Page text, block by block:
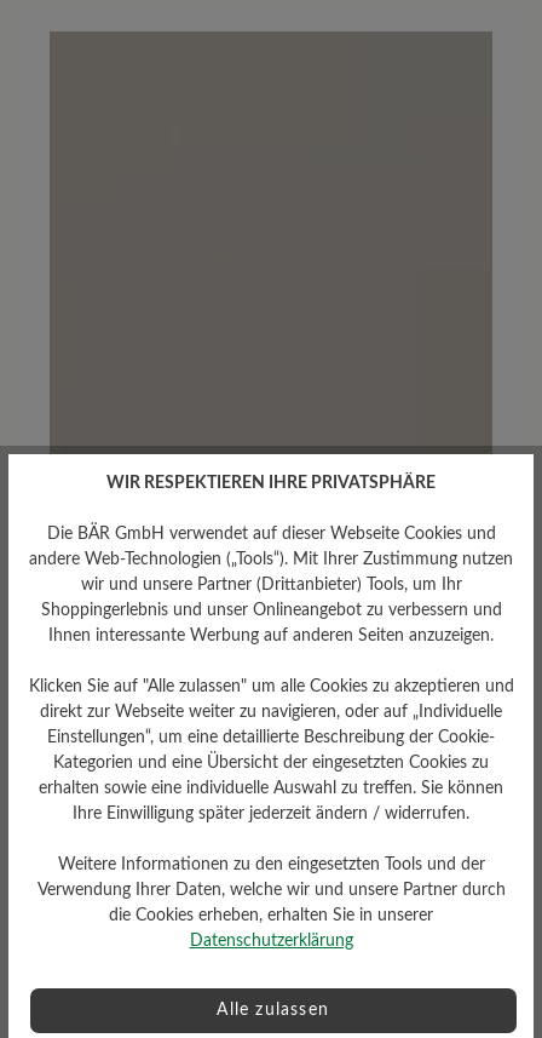
WIR RESPEKTIEREN IHRE PRIVATSPHÄRE
Die BÄR GmbH verwendet auf dieser Webseite Cookies und
andere Web-Technologien („Tools“). Mit Ihrer Zustimmung nutzen
wir und unsere Partner (Drittanbieter) Tools, um Ihr
Shoppingerlebnis und unser Onlineangebot zu verbessern und
Ihnen interessante Werbung auf anderen Seiten anzuzeigen.
Klicken Sie auf "Alle zulassen" um alle Cookies zu akzeptieren und
direkt zur Webseite weiter zu navigieren, oder auf „Individuelle
Einstellungen“, um eine detaillierte Beschreibung der Cookie-
Kategorien und eine Übersicht der eingesetzten Cookies zu
erhalten sowie eine individuelle Auswahl zu treffen. Sie können
Ihre Einwilligung später jederzeit ändern / widerrufen.
Weitere Informationen zu den eingesetzten Tools und der
Verwendung Ihrer Daten, welche wir und unsere Partner durch
die Cookies erheben, erhalten Sie in unserer
Datenschutzerklärung
Alle zulassen